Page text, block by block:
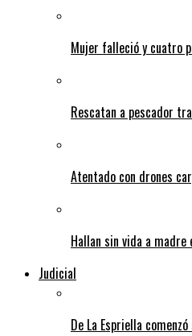
Mujer falleció y cuatro
Rescatan a pescador
Atentado con drones
Hallan sin vida a madre
Judicial
De La Espriella